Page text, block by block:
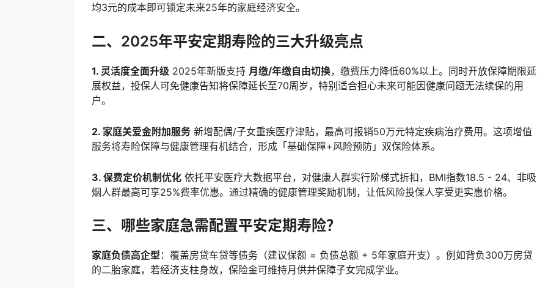
均3元的成本即可锁定未来25年的家庭经济安全。
二、2025年平安定期寿险的三大升级亮点
1. 灵活度全面升级 2025年新版支持 月缴/年缴自由切换，缴费压力降低60%以上。同时开放保障期限延
展权益，投保人可免健康告知将保障延长至70周岁，特别适合担心未来可能因健康问题无法续保的用
户。
2. 家庭关爱金附加服务 新增配偶/子女重疾医疗津贴，最高可报销50万元特定疾病治疗费用。这项增值
服务将寿险保障与健康管理有机结合，形成「基础保障+风险预防」双保险体系。
3. 保费定价机制优化 依托平安医疗大数据平台，对健康人群实行阶梯式折扣，BMI指数18.5 - 24、非吸
烟人群最高可享25%费率优惠。通过精确的健康管理奖励机制，让低风险投保人享受更实惠价格。
三、哪些家庭急需配置平安定期寿险？
家庭负债高企型：覆盖房贷车贷等债务（建议保额 = 负债总额 + 5年家庭开支）。例如背负300万房贷
的二胎家庭，若经济支柱身故，保险金可维持月供并保障子女完成学业。